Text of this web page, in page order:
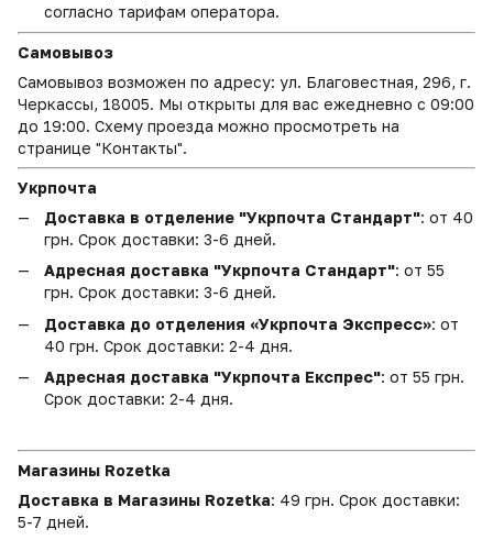
согласно тарифам оператора.
Самовывоз
Самовывоз возможен по адресу: ул. Благовестная, 296, г.
Черкассы, 18005. Мы открыты для вас ежедневно с 09:00
до 19:00. Схему проезда можно просмотреть на
странице "Контакты".
Укрпочта
Доставка в отделение "Укрпочта Стандарт": от 40
грн. Срок доставки: 3-6 дней.
Адресная доставка "Укрпочта Стандарт": от 55
грн. Срок доставки: 3-6 дней.
Доставка до отделения «Укрпочта Экспресс»: от
40 грн. Срок доставки: 2-4 дня.
Адресная доставка "Укрпочта Експрес": от 55 грн.
Срок доставки: 2-4 дня.
Магазины Rozetka
Доставка в Магазины Rozetka: 49 грн. Срок доставки:
5-7 дней.